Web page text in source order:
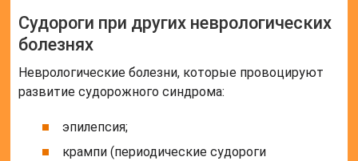
Судороги при других неврологических
болезнях
Неврологические болезни, которые провоцируют
развитие судорожного синдрома:
эпилепсия;
крампи (периодические судороги